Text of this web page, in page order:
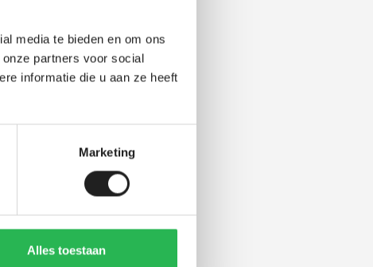
media te bieden en om ons
partners voor social
informatie die u aan ze heeft
Marketing
Alles toestaan